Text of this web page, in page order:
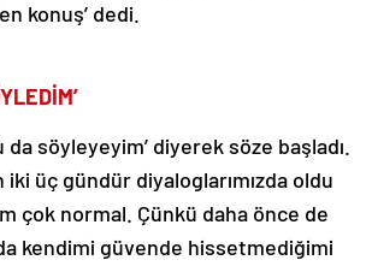
konuş’ dedi.
da söyleyeyim’ diyerek söze başladı.
iki üç gündür diyaloglarımızda oldu
çok normal. Çünkü daha önce de
kendimi güvende hissetmediğimi